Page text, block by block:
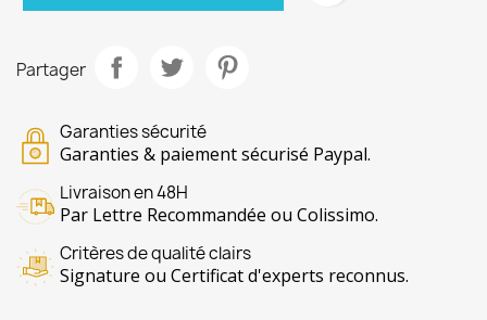
Partager
Garanties sécurité
Garanties & paiement sécurisé Paypal.
Livraison en 48H
Par Lettre Recommandée ou Colissimo.
Critères de qualité clairs
Signature ou Certificat d'experts reconnus.